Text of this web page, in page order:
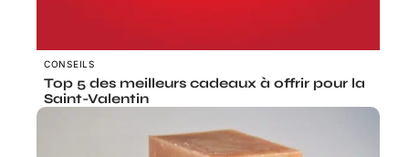
CONSEILS
Top 5 des meilleurs cadeaux à offrir pour la
Saint-Valentin